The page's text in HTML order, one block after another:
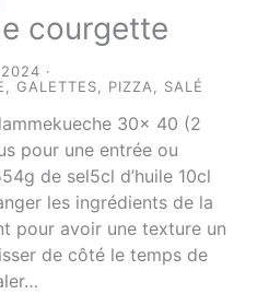
courgette
,GALETTES, PIZZA, SALÉ
30x 40 (2
pour une entrée ou
de sel5cl d’huile 10cl
les ingrédients de la
pour avoir une texture un
de côté le temps de